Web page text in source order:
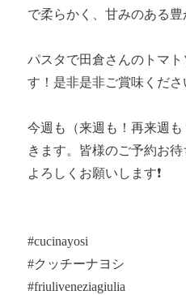
で柔らかく、甘みのある
パスタで田倉さんのトマ
す！是非是非ご賞味くださ
今週も（来週も！再来週
きます。皆様のご予約お待
よろしくお願いします❗️
#cucinayosi
#クッチーナヨシ
#friuliveneziagiulia